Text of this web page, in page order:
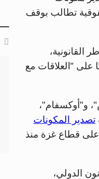
حقوقية تطالب بوقف
على "العلاقات مع
و"أوكسفام"،
تصدير المكونات
غاراتها على قطاع غزة منذ
الدولي،